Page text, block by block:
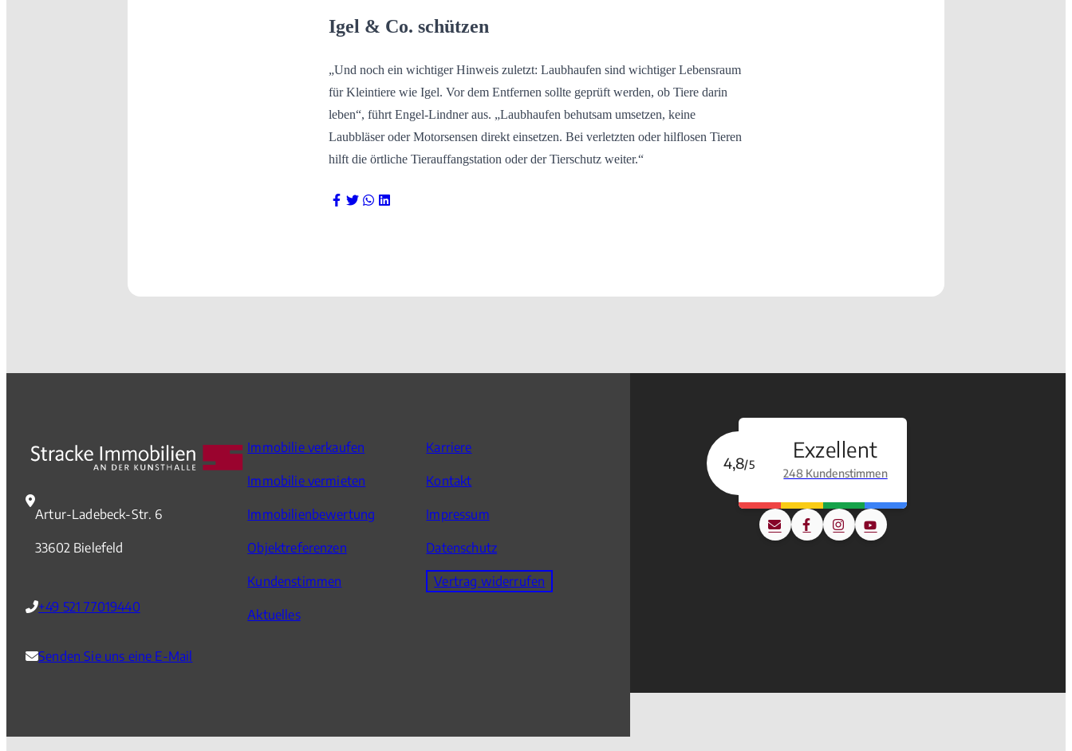
Igel & Co. schützen
„Und noch ein wichtiger Hinweis zuletzt: Laubhaufen sind wichtiger Lebensraum
für Kleintiere wie Igel. Vor dem Entfernen sollte geprüft werden, ob Tiere darin
leben“, führt Engel-Lindner aus. „Laubhaufen behutsam umsetzen, keine
Laubbläser oder Motorsensen direkt einsetzen. Bei verletzten oder hilflosen Tieren
hilft die örtliche Tierauffangstation oder der Tierschutz weiter.“
Artur-Ladebeck-Str. 6
33602 Bielefeld
+49 521 77019440
Senden Sie uns eine E-Mail
Immobilie verkaufen
Immobilie vermieten
Immobilienbewertung
Objektreferenzen
Kundenstimmen
Aktuelles
Karriere
Kontakt
Impressum
Datenschutz
Vertrag widerrufen
4,8/5
Exzellent
248 Kundenstimmen